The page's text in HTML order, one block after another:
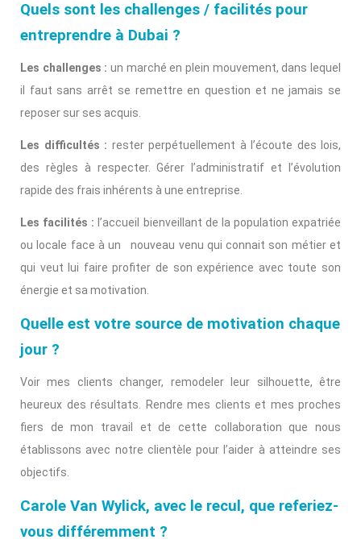
Quels sont les challenges / facilités pour
entreprendre à Dubai ?
Les challenges : un marché en plein mouvement, dans lequel
il faut sans arrêt se remettre en question et ne jamais se
reposer sur ses acquis.
Les difficultés : rester perpétuellement à l’écoute des lois,
des règles à respecter. Gérer l’administratif et l’évolution
rapide des frais inhérents à une entreprise.
Les facilités : l’accueil bienveillant de la population expatriée
ou locale face à un nouveau venu qui connait son métier et
qui veut lui faire profiter de son expérience avec toute son
énergie et sa motivation.
Quelle est votre source de motivation chaque
jour ?
Voir mes clients changer, remodeler leur silhouette, être
heureux des résultats. Rendre mes clients et mes proches
fiers de mon travail et de cette collaboration que nous
établissons avec notre clientèle pour l’aider à atteindre ses
objectifs.
Carole Van Wylick, avec le recul, que referiez-
vous différemment ?